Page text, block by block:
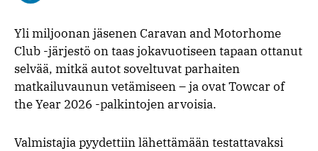
Yli miljoonan jäsenen Caravan and Motorhome
Club -järjestö on taas jokavuotiseen tapaan ottanut
selvää, mitkä autot soveltuvat parhaiten
matkailuvaunun vetämiseen – ja ovat Towcar of
the Year 2026 -palkintojen arvoisia.
Valmistajia pyydettiin lähettämään testattavaksi